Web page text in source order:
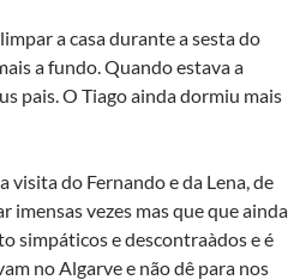
a casa durante a sesta do
a fundo. Quando estava a
pais. O Tiago ainda dormiu mais
visita do Fernando e da Lena, de
imensas vezes mas que que ainda
simpáticos e descontraà­dos e é
no Algarve e não dê para nos